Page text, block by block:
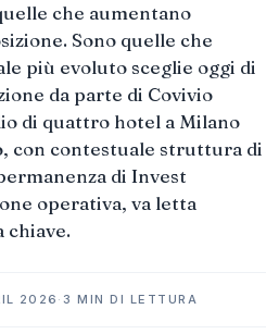
che aumentano
Sono quelle che
più evoluto sceglie oggi di
da parte di Covivio
di quattro hotel a Milano
con contestuale struttura di
di Invest
operativa, va letta
chiave.
2026 · 3 MIN DI LETTURA